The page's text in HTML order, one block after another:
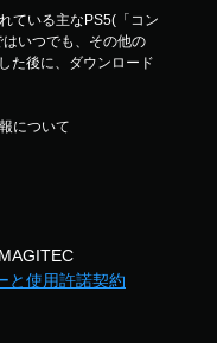
ている主なPS5(「コン
いつでも、その他の
た後に、ダウンロード
について
と使用許諾契約